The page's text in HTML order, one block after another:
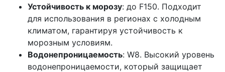
Устойчивость к морозу: до F150. Подходит
для использования в регионах с холодным
климатом, гарантируя устойчивость к
морозным условиям.
Водонепроницаемость: W8. Высокий уровень
водонепроницаемости, который защищает